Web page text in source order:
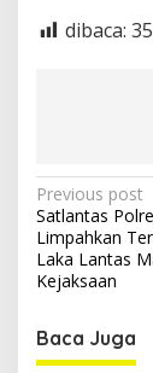
dibaca:
P
o
s
t
n
Previous post
Satlantas
Limpahkan
Laka Lantas
Kejaksaan
Baca Juga